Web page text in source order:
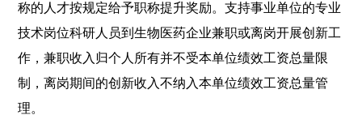
称的人才按规定给予职称提升奖励。支持事业单位的专业
技术岗位科研人员到生物医药企业兼职或离岗开展创新工
作，兼职收入归个人所有并不受本单位绩效工资总量限
制，离岗期间的创新收入不纳入本单位绩效工资总量管
理。